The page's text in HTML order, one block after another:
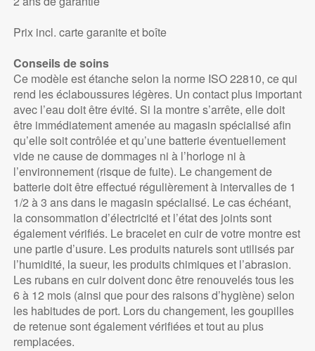
Prix incl. carte garanite et boîte
Conseils de soins
Ce modèle est étanche selon la norme ISO 22810, ce qui
rend les éclaboussures légères. Un contact plus important
avec l’eau doit être évité. Si la montre s’arrête, elle doit
être immédiatement amenée au magasin spécialisé afin
qu’elle soit contrôlée et qu’une batterie éventuellement
vide ne cause de dommages ni à l’horloge ni à
l’environnement (risque de fuite). Le changement de
batterie doit être effectué régulièrement à intervalles de 1
1/2 à 3 ans dans le magasin spécialisé. Le cas échéant,
la consommation d’électricité et l’état des joints sont
également vérifiés. Le bracelet en cuir de votre montre est
une partie d’usure. Les produits naturels sont utilisés par
l’humidité, la sueur, les produits chimiques et l’abrasion.
Les rubans en cuir doivent donc être renouvelés tous les
6 à 12 mois (ainsi que pour des raisons d’hygiène) selon
les habitudes de port. Lors du changement, les goupilles
de retenue sont également vérifiées et tout au plus
remplacées.